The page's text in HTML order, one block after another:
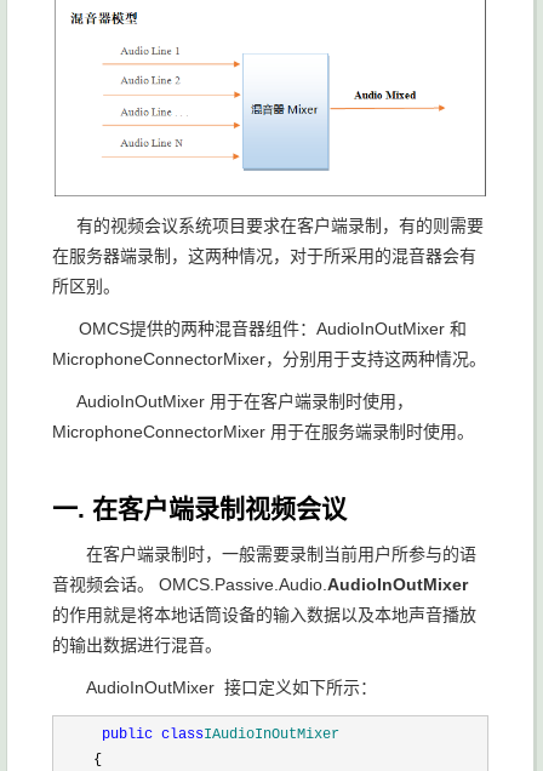
有的视频会议系统项目要求在客户端录制，有的则需要
在服务器端录制，这两种情况，对于所采用的混音器会有
所区别。
OMCS提供的两种混音器组件：AudioInOutMixer 和
MicrophoneConnectorMixer，分别用于支持这两种情况。
AudioInOutMixer 用于在客户端录制时使用，
MicrophoneConnectorMixer 用于在服务端录制时使用。
一. 在客户端录制视频会议
在客户端录制时，一般需要录制当前用户所参与的语
音视频会话。 OMCS.Passive.Audio. AudioInOutMixer
的作用就是将本地话筒设备的输入数据以及本地声音播放
的输出数据进行混音。
AudioInOutMixer 接口定义如下所示：
public classIAudioInOutMixer
    {